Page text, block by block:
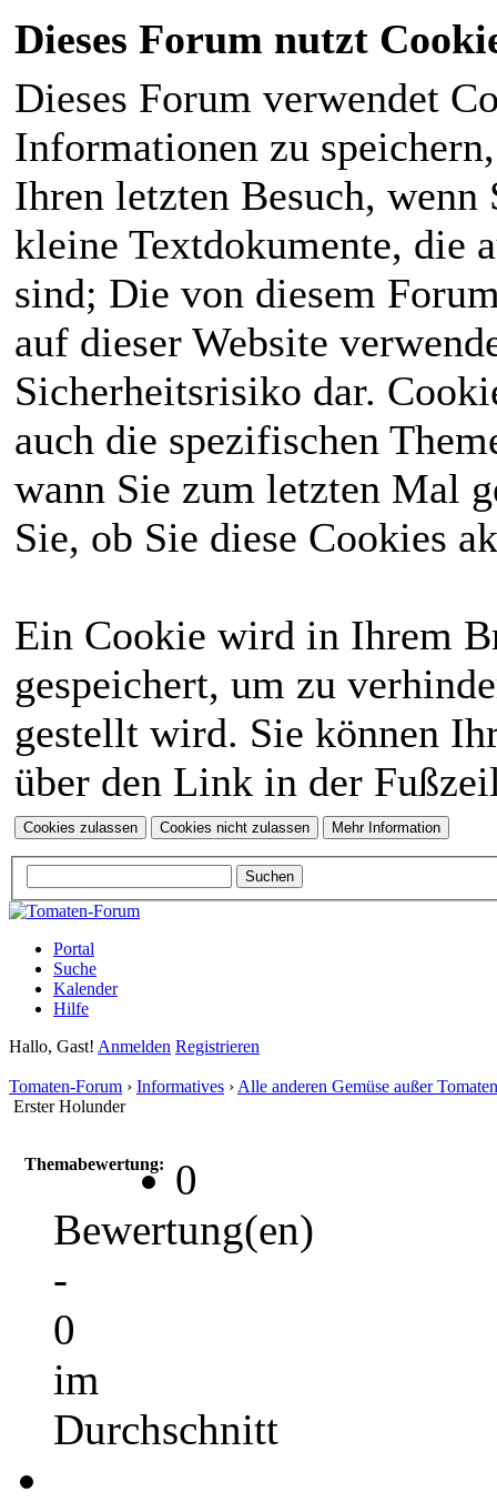
Dieses Forum nutzt
Dieses Forum verwendet
Informationen zu
Ihren letzten Besuch,
kleine Textdokumente, die
sind; Die von diesem
auf dieser Website
Sicherheitsrisiko dar.
auch die spezifischen
wann Sie zum letzten Mal
Sie, ob Sie diese Cookies
Ein Cookie wird in Ihrem
gespeichert, um zu
gestellt wird. Sie können
über den Link in der
Portal
Suche
Kalender
Hilfe
Hallo, Gast! Anmelden Registrieren
Tomaten-Forum › Informatives › Alle anderen Gemüse außer Tomaten
Erster Holunder
Themabewertung:
0
Bewertung(en)
-
0
im
Durchschnitt